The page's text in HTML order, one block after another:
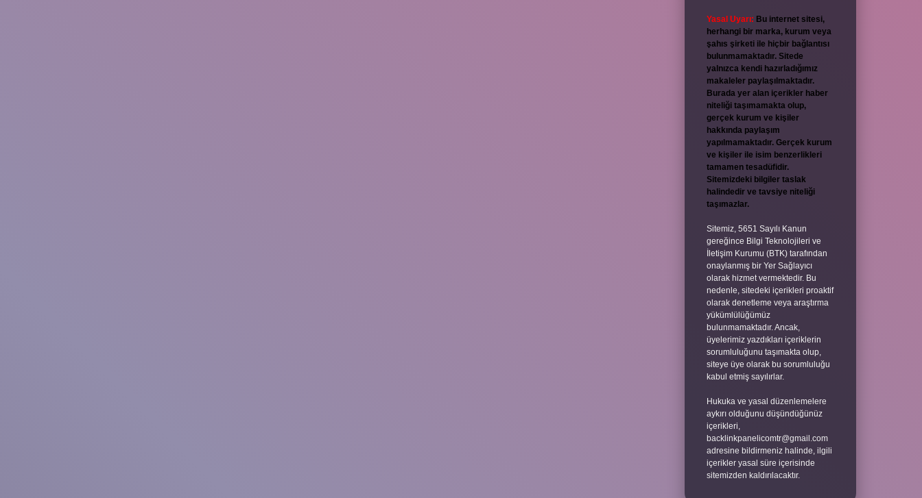
Yasal Uyarı: Bu internet sitesi,
herhangi bir marka, kurum veya
şahıs şirketi ile hiçbir bağlantısı
bulunmamaktadır. Sitede
yalnızca kendi hazırladığımız
makaleler paylaşılmaktadır.
Burada yer alan içerikler haber
niteliği taşımamakta olup,
gerçek kurum ve kişiler
hakkında paylaşım
yapılmamaktadır. Gerçek kurum
ve kişiler ile isim benzerlikleri
tamamen tesadüfidir.
Sitemizdeki bilgiler taslak
halindedir ve tavsiye niteliği
taşımazlar.
Sitemiz, 5651 Sayılı Kanun
gereğince Bilgi Teknolojileri ve
İletişim Kurumu (BTK) tarafından
onaylanmış bir Yer Sağlayıcı
olarak hizmet vermektedir. Bu
nedenle, sitedeki içerikleri proaktif
olarak denetleme veya araştırma
yükümlülüğümüz
bulunmamaktadır. Ancak,
üyelerimiz yazdıkları içeriklerin
sorumluluğunu taşımakta olup,
siteye üye olarak bu sorumluluğu
kabul etmiş sayılırlar.
Hukuka ve yasal düzenlemelere
aykırı olduğunu düşündüğünüz
içerikleri,
backlinkpanelicomtr@gmail.com
adresine bildirmeniz halinde, ilgili
içerikler yasal süre içerisinde
sitemizden kaldırılacaktır.